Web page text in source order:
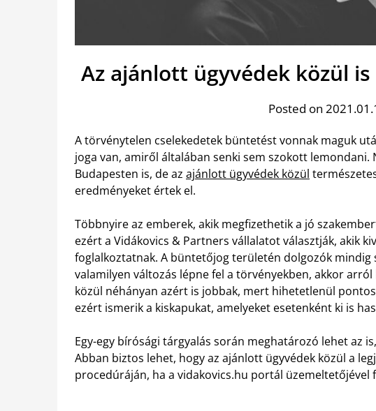
Az ajánlott ügyvédek közül
Posted on
A törvénytelen cselekedetek büntetést vonnak maguk
joga van, amiről általában senki sem szokott lemondani.
Budapesten is, de az ajánlott ügyvédek közül
eredményeket értek el.
Többnyire az emberek, akik megfizethetik a jó
ezért a Vidákovics & Partners vállalatot választják, akik
foglalkoztatnak. A büntetőjog területén dolgozók mindig
valamilyen változás lépne fel a törvényekben, akkor
közül néhányan azért is jobbak, mert hihetetlenül
ezért ismerik a kiskapukat, amelyeket esetenként ki is
Egy-egy bírósági tárgyalás során meghatározó lehet az
Abban biztos lehet, hogy az ajánlott ügyvédek közül a
procedúráján, ha a vidakovics.hu portál üzemeltetőjével